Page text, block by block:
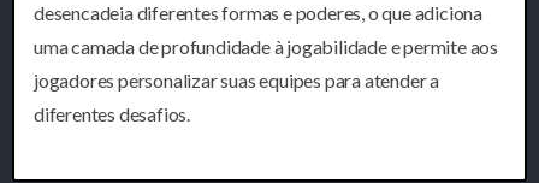
desencadeia diferentes formas e poderes, o que adiciona
uma camada de profundidade à jogabilidade e permite aos
jogadores personalizar suas equipes para atender a
diferentes desafios.